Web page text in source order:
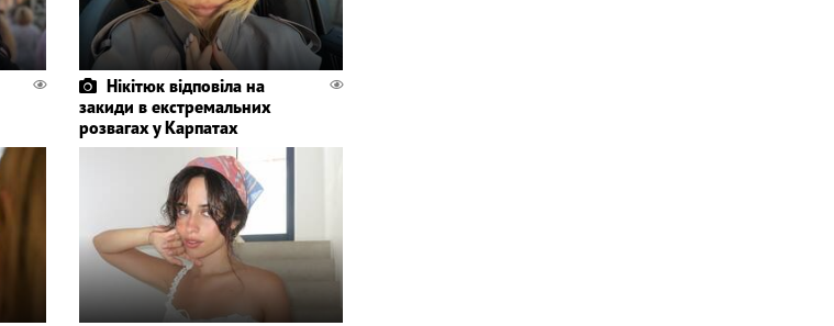
Нікітюк відповіла на
закиди в екстремальних
розвагах у Карпатах